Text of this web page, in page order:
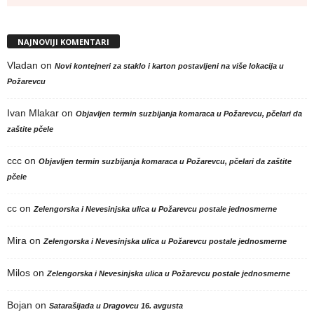
NAJNOVIJI KOMENTARI
Vladan on Novi kontejneri za staklo i karton postavljeni na više lokacija u
Požarevcu
Ivan Mlakar on Objavljen termin suzbijanja komaraca u Požarevcu, pčelari da
zaštite pčele
ccc on Objavljen termin suzbijanja komaraca u Požarevcu, pčelari da zaštite
pčele
cc onZelengorska i Nevesinjska ulica u Požarevcu postale jednosmerne
Mira onZelengorska i Nevesinjska ulica u Požarevcu postale jednosmerne
Milos onZelengorska i Nevesinjska ulica u Požarevcu postale jednosmerne
Bojan on Satarašijada u Dragovcu 16. avgusta